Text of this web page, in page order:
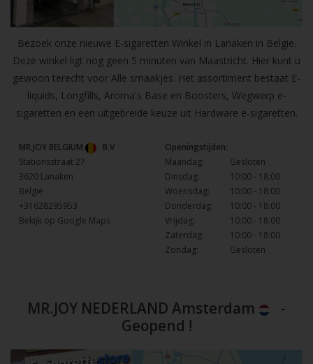
Bezoek onze nieuwe E-sigaretten Winkel in Lanaken in Belgie.
Deze winkel ligt nog geen 5 minuten van Maastricht. Hier kunt u
gewoon terecht voor Alle smaakjes. Het assortiment bestaat E-
liquids, Longfills, Aroma's Base en Boosters, Wegwerp e-
sigaretten en een uitgebreide keuze uit Hardware e-sigaretten.
MR.JOY BELGIUM
B.V
Stationsstraat 27
3620 Lanaken
België
+31628295953
Bekijk op Google Maps
Openingstijden:
Maandag:
Gesloten
Dinsdag:
10:00 - 18:00
Woensdag:
10:00 - 18:00
Donderdag:
10:00 - 18:00
Vrijdag:
10:00 - 18:00
Zaterdag:
10:00 - 18:00
Zondag:
Gesloten
MR.JOY NEDERLAND Amsterdam
-
Geopend !